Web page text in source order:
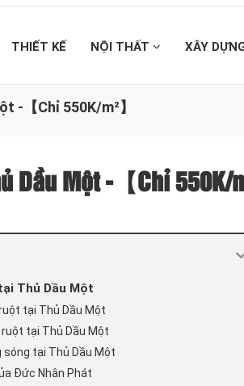
THIẾT KẾ NỘI THẤT XÂY
-【Chỉ 550K/m²】
Dầu Một -【Chỉ 550K/
Thủ Dầu Một
tại Thủ Dầu Một
tại Thủ Dầu Một
tại Thủ Dầu Một
Đức Nhân Phát